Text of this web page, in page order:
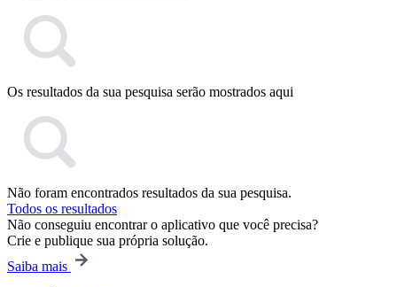
Os resultados da sua pesquisa serão mostrados aqui
Não foram encontrados resultados da sua pesquisa.
Todos os resultados
Não conseguiu encontrar o aplicativo que você precisa?
Crie e publique sua própria solução.
Saiba mais